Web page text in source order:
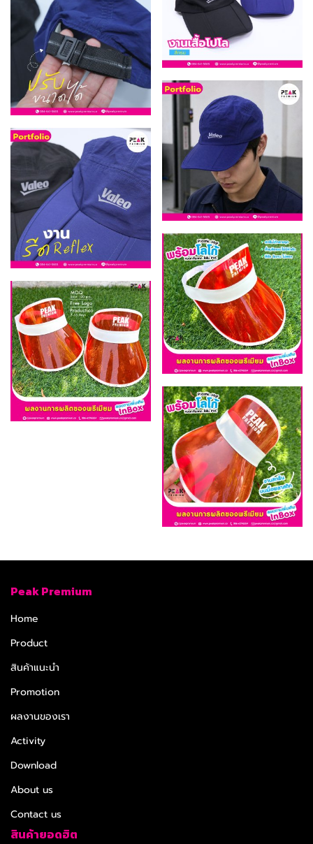
Peak Premium
Home
Product
สินค้าแนะนำ
Promotion
ผลงานของเรา
Activity
Download
About us
Contact us
สินค้ายอดฮิต